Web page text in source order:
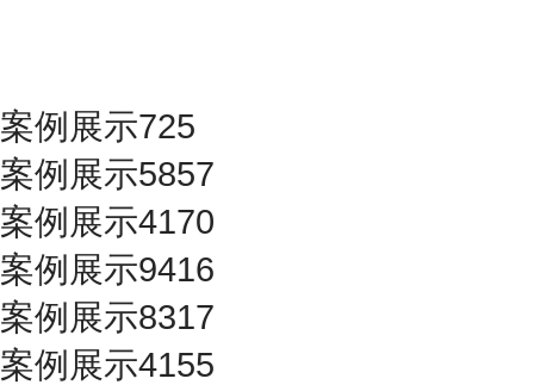
案例展示725
案例展示5857
案例展示4170
案例展示9416
案例展示8317
案例展示4155